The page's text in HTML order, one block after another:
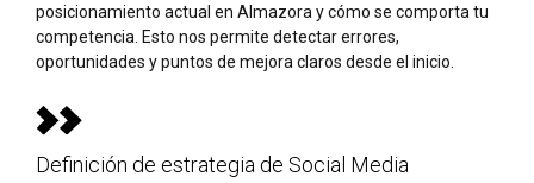
posicionamiento actual en Almazora y cómo se comporta tu
competencia. Esto nos permite detectar errores,
oportunidades y puntos de mejora claros desde el inicio.
Definición de estrategia de Social Media